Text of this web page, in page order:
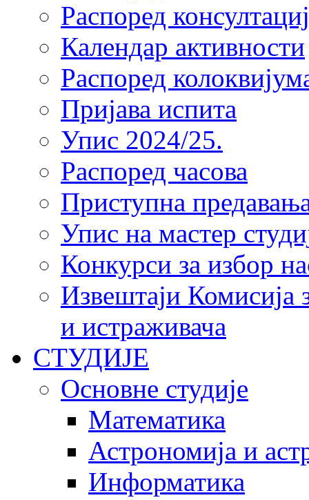
Распоред
Календар активности
Распоред
Пријава испита
Упис 2024/25.
Распоред часова
Приступна
Упис на мастер
Конкурси за избор
Извештаји Комисија
и истраживача
СТУДИЈЕ
Основне студије
Математика
Астрономија и
Информатика